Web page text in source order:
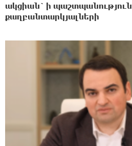
ակցիան` ի պաշտպանություն
քաղբանտարկյալների